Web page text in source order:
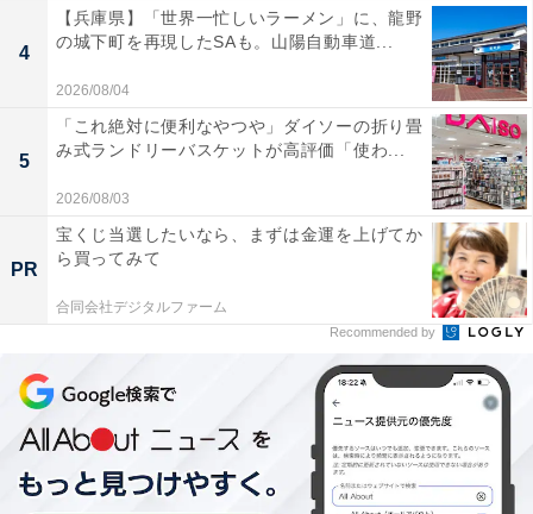
腸内細菌科細菌は通常、ヒトや動物の体内に常在し、腸
管内では病原性はない。しかし、院内感染などによっ
て、尿路感染症、呼吸器感染症、菌血症、手術部位感染
症などを引き起こすことがあるという。
4
【兵庫県】「世界一忙しいラーメン」に、龍野
の城下町を再現したSAも。山陽自動車道...
2026/08/04
5
「これ絶対に便利なやつや」ダイソーの折り畳
み式ランドリーバスケットが高評価「使わ...
2026/08/03
PR
宝くじ当選したいなら、まずは金運を上げてか
ら買ってみて
合同会社デジタルファーム
Recommended by